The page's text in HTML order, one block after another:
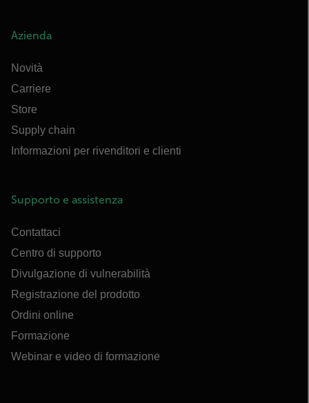
Azienda
Novità
Carriere
Store
Supply chain
Informazioni per rivenditori e clienti
Supporto e assistenza
Contattaci
Centro di supporto
Divulgazione di vulnerabilità
Registrazione del prodotto
Ordini online
Formazione
Webinar e video di formazione